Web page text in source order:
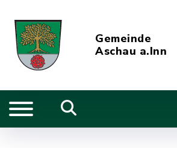
Gemeinde
Aschau a.Inn